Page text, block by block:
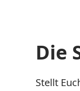
Die
Stellt